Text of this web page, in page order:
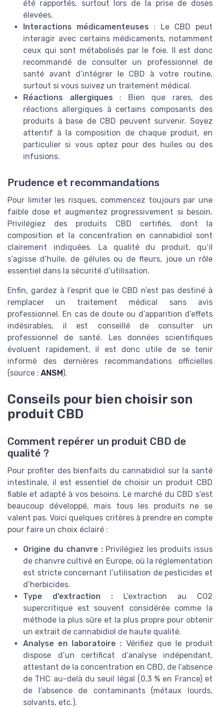
été rapportés, surtout lors de la prise de doses
élevées.
Interactions médicamenteuses : Le CBD peut
interagir avec certains médicaments, notamment
ceux qui sont métabolisés par le foie. Il est donc
recommandé de consulter un professionnel de
santé avant d’intégrer le CBD à votre routine,
surtout si vous suivez un traitement médical.
Réactions allergiques : Bien que rares, des
réactions allergiques à certains composants des
produits à base de CBD peuvent survenir. Soyez
attentif à la composition de chaque produit, en
particulier si vous optez pour des huiles ou des
infusions.
Prudence et recommandations
Pour limiter les risques, commencez toujours par une
faible dose et augmentez progressivement si besoin.
Privilégiez des produits CBD certifiés, dont la
composition et la concentration en cannabidiol sont
clairement indiquées. La qualité du produit, qu’il
s’agisse d’huile, de gélules ou de fleurs, joue un rôle
essentiel dans la sécurité d’utilisation.
Enfin, gardez à l’esprit que le CBD n’est pas destiné à
remplacer un traitement médical sans avis
professionnel. En cas de doute ou d’apparition d’effets
indésirables, il est conseillé de consulter un
professionnel de santé. Les données scientifiques
évoluent rapidement, il est donc utile de se tenir
informé des dernières recommandations officielles
(source : ANSM).
Conseils pour bien choisir son
produit CBD
Comment repérer un produit CBD de
qualité ?
Pour profiter des bienfaits du cannabidiol sur la santé
intestinale, il est essentiel de choisir un produit CBD
fiable et adapté à vos besoins. Le marché du CBD s’est
beaucoup développé, mais tous les produits ne se
valent pas. Voici quelques critères à prendre en compte
pour faire un choix éclairé :
Origine du chanvre :Privilégiez les produits issus
de chanvre cultivé en Europe, où la réglementation
est stricte concernant l’utilisation de pesticides et
d’herbicides.
Type d’extraction : L’extraction au CO2
supercritique est souvent considérée comme la
méthode la plus sûre et la plus propre pour obtenir
un extrait de cannabidiol de haute qualité.
Analyse en laboratoire : Vérifiez que le produit
dispose d’un certificat d’analyse indépendant,
attestant de la concentration en CBD, de l’absence
de THC au-delà du seuil légal (0,3 % en France) et
de l’absence de contaminants (métaux lourds,
solvants, etc.).